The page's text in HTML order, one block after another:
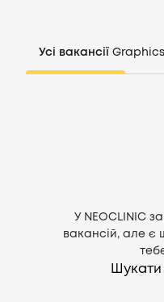
Усі вакансії Graphics
У NEOCLINIC
вакансій, але є
Шукати